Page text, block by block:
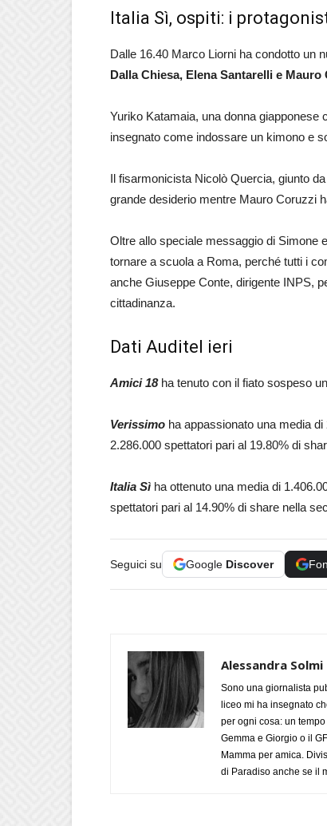
Italia Sì, ospiti: i
Dalle 16.40 Marco Liorni ha condotto un
Dalla Chiesa, Elena Santarelli e Mauro
Yuriko Katamaia, una donna
insegnato come indossare un kimono e
Il fisarmonicista Nicolò Quercia, giunto
grande desiderio mentre Mauro Coruzzi
Oltre allo speciale messaggio di Simone
tornare a scuola a Roma, perché tutti i
anche Giuseppe Conte, dirigente INPS,
cittadinanza.
Dati Auditel ieri
Amici 18ha tenuto con il fiato sospeso
Verissimo ha appassionato una media
2.286.000 spettatori pari al 19.80% di
Italia Sì ha ottenuto una media di
spettatori pari al 14.90% di share nella
Seguici su Google Discover
Alessandra Solmi
Sono una giornalista
liceo mi ha insegnato
per ogni cosa: un
Gemma e Giorgio o il
Mamma per amica.
di Paradiso anche se il